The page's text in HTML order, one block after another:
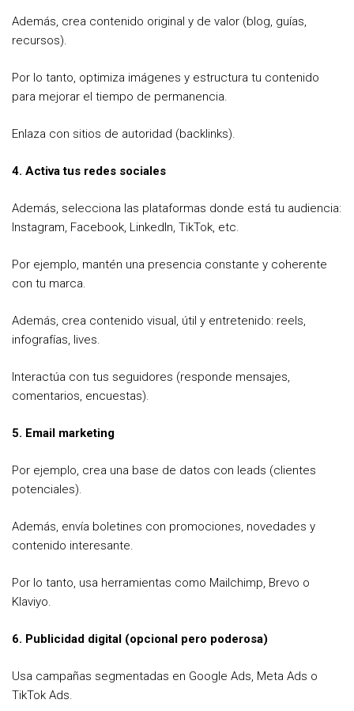
Además, crea contenido original y de valor (blog, guías,
recursos).
Por lo tanto, optimiza imágenes y estructura tu contenido
para mejorar el tiempo de permanencia.
Enlaza con sitios de autoridad (backlinks).
4. Activa tus redes sociales
Además, selecciona las plataformas donde está tu audiencia:
Instagram, Facebook, LinkedIn, TikTok, etc.
Por ejemplo, mantén una presencia constante y coherente
con tu marca.
Además, crea contenido visual, útil y entretenido: reels,
infografías, lives.
Interactúa con tus seguidores (responde mensajes,
comentarios, encuestas).
5. Email marketing
Por ejemplo, crea una base de datos con leads (clientes
potenciales).
Además, envía boletines con promociones, novedades y
contenido interesante.
Por lo tanto, usa herramientas como Mailchimp, Brevo o
Klaviyo.
6. Publicidad digital (opcional pero poderosa)
Usa campañas segmentadas en Google Ads, Meta Ads o
TikTok Ads.